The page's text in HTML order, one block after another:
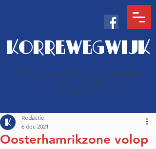
KORREWEGWIJK
De Korrewegwijk Groningen bestaat uit
de Indische buurt & de
Professorenbuurt
Oosterhamrikzone volop
Redactie
6 dec 2021